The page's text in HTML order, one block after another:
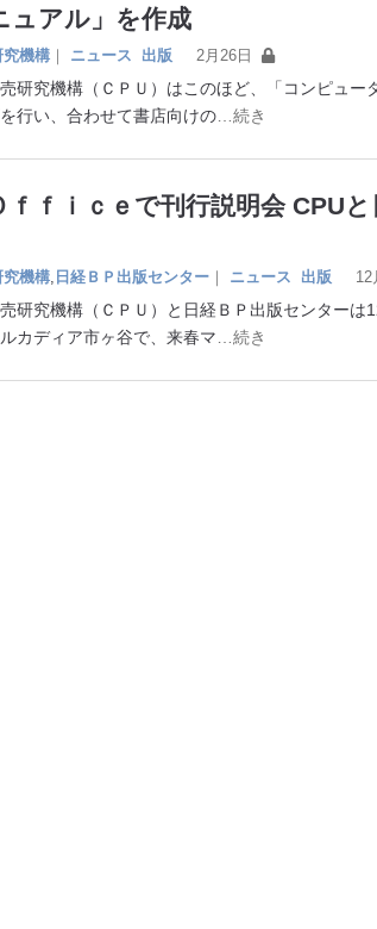
ュアル」を作成
究機構 ｜ ニュース 出版 2月26日
研究機構（ＣＰＵ）はこのほど、「コンピュー
行い、合わせて書店向けの …続き
ｆｆｉｃｅで刊行説明会 CPUと
究機構 日経ＢＰ出版センター ｜ ニュース 出版 12
研究機構（ＣＰＵ）と日経ＢＰ出版センターは
カディア市ヶ谷で、来春マ …続き